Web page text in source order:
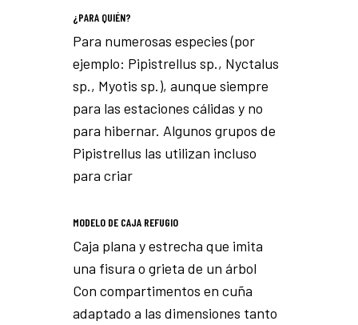
¿PARA QUIÉN?
Para numerosas especies (por
ejemplo: Pipistrellus sp., Nyctalus
sp., Myotis sp.), aunque siempre
para las estaciones cálidas y no
para hibernar. Algunos grupos de
Pipistrellus las utilizan incluso
para criar
MODELO DE CAJA REFUGIO
Caja plana y estrecha que imita
una fisura o grieta de un árbol
Con compartimentos en cuña
adaptado a las dimensiones tanto